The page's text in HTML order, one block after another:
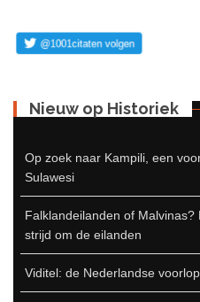
Nieuw op Historiek
Op zoek naar Kampili, een
Sulawesi
Falklandeilanden of
strijd om de eilanden
Viditel: de Nederlandse